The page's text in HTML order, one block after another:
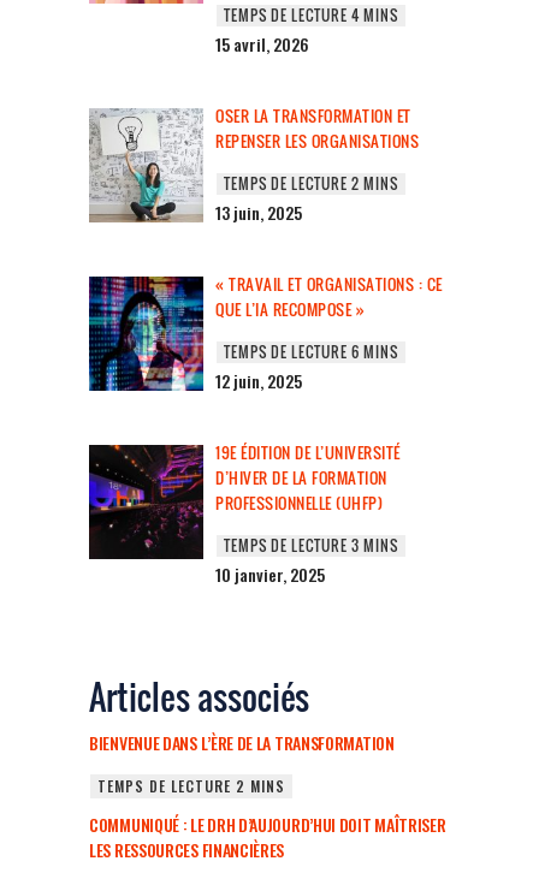
15 avril, 2026
OSER LA TRANSFORMATION ET
REPENSER LES ORGANISATIONS
13 juin, 2025
« TRAVAIL ET ORGANISATIONS : CE
QUE L’IA RECOMPOSE »
12 juin, 2025
19E ÉDITION DE L’UNIVERSITÉ
D’HIVER DE LA FORMATION
PROFESSIONNELLE (UHFP)
10 janvier, 2025
Articles associés
BIENVENUE DANS L’ÈRE DE LA TRANSFORMATION
COMMUNIQUÉ : LE DRH D’AUJOURD’HUI DOIT MAÎTRISER
LES RESSOURCES FINANCIÈRES